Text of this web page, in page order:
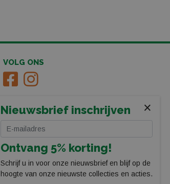
VOLG ONS
×
Nieuwsbrief inschrijven
Ontvang 5% korting!
Schrijf u in voor onze nieuwsbrief en blijf op de
hoogte van onze nieuwste collecties en acties.